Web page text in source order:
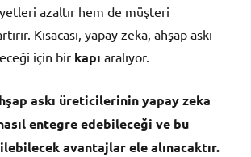
azaltır hem de müşteri
Kısacası, yapay zeka, ahşap askı
için bir kapı aralıyor.
askı üreticilerinin yapay zeka
entegre edebileceği ve bu
avantajlar ele alınacaktır.